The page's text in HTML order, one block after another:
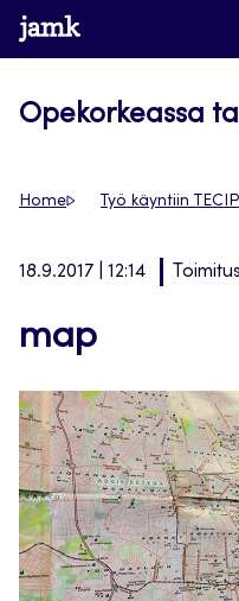
Siirry
suoraan
www.jamk.fi
Opekorkeassa
Home Työ käyntiin
18.9.2017 | 12:14
map